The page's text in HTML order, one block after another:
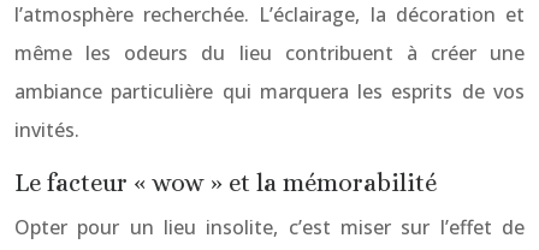
l’atmosphère recherchée. L’éclairage, la décoration et
même les odeurs du lieu contribuent à créer une
ambiance particulière qui marquera les esprits de vos
invités.
Le facteur « wow » et la mémorabilité
Opter pour un lieu insolite, c’est miser sur l’effet de